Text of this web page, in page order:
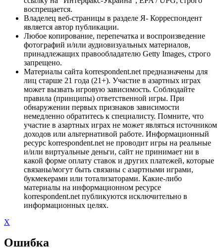
воспрещается.
Владелец веб-страницы в разделе Я- Корреспондент
является автор публикации.
Любое копирование, перепечатка и воспроизведение
фотографий и/или аудиовизуальных материалов,
принадлежащих правообладателю Getty Images, строго
запрещено.
Материалы сайта korrespondent.net предназначены для
лиц старше 21 года (21+). Участие в азартных играх
может вызвать игровую зависимость. Соблюдайте
правила (принципы) ответственной игры. При
обнаружении первых признаков зависимости
немедленно обратитесь к специалисту. Помните, что
участие в азартных играх не может являться источником
доходов или альтернативой работе. Информационный
ресурс korrespondent.net не проводит игры на реальные
и/или виртуальные деньги, сайт не принимает ни в
какой форме оплату ставок и других платежей, которые
связаны/могут быть связаны с азартными играми,
букмекерами или тотализаторами. Какие-либо
материалы на информационном ресурсе
korrespondent.net публикуются исключительно в
информационных целях.
X
Ошибка